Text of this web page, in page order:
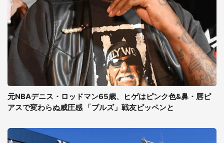
元NBAデニス・ロッドマン65歳、ヒゲはピンク色&鼻・唇ピ
アスで変わらぬ威圧感 「ブルズ」戦友ピッペンと